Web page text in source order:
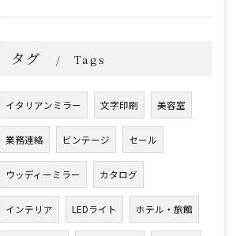
タグ Tags
イタリアンミラー 文字印刷 美容室
業務連絡 ビンテージ セール
ウッディーミラー カタログ
インテリア LEDライト ホテル・旅館